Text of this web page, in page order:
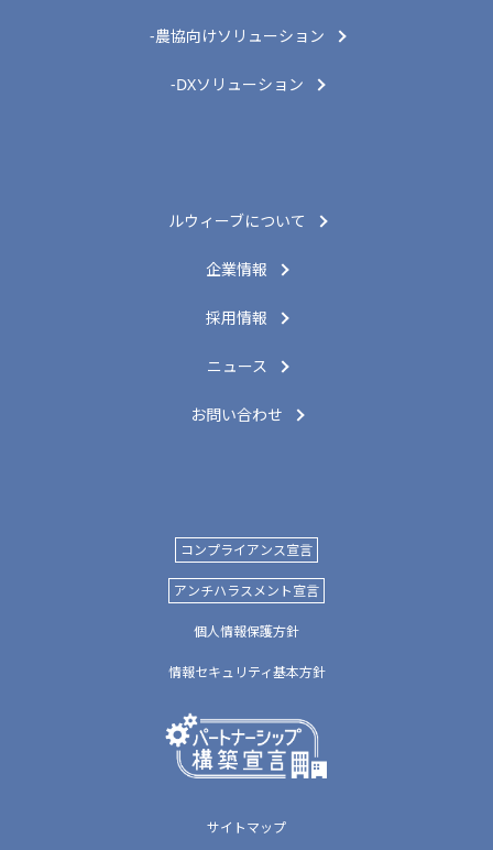
-農協向けソリューション
-DXソリューション
ルウィーブについて
企業情報
採用情報
ニュース
お問い合わせ
コンプライアンス宣言
アンチハラスメント宣言
個人情報保護方針
情報セキュリティ基本方針
サイトマップ